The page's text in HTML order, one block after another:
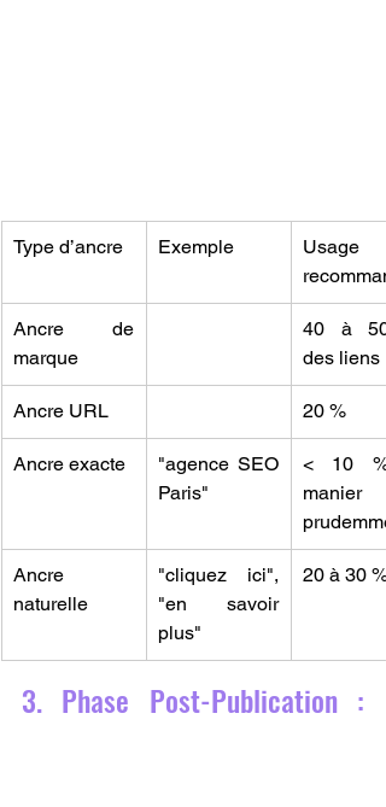
Type d’ancre Exemple
Usage
Ancre de
marque
40 à
des liens
Ancre URL 20 %
Ancre exacte
"agence SEO
Paris"
< 10
manier
Ancre
naturelle
"cliquez ici",
"en savoir
plus"
20 à 30 %
3. Phase Post-Publication :